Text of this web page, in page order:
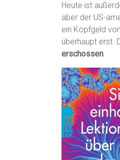
Heute ist
aber der US-
ein Kopfgeld
überhaupt erst.
erschossen.